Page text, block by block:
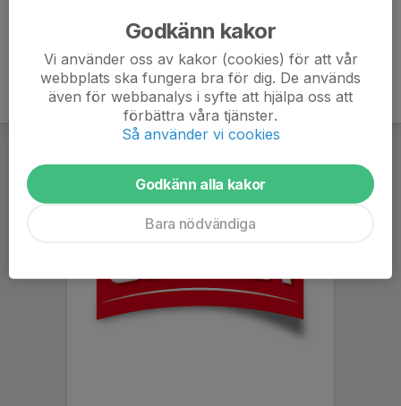
Godkänn kakor
Vi använder oss av kakor (cookies) för att vår
webbplats ska fungera bra för dig. De används
även för webbanalys i syfte att hjälpa oss att
förbättra våra tjänster.
Så använder vi cookies
Godkänn alla kakor
Bara nödvändiga